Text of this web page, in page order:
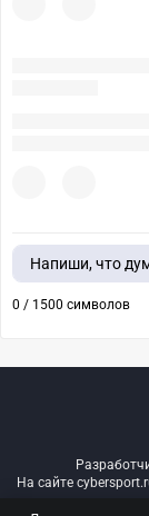
Напиши, что
0 / 1500 символов
На сайте